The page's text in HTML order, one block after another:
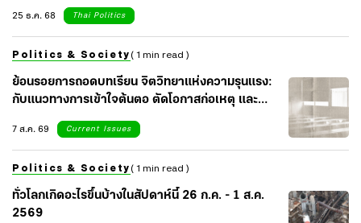
25 ธ.ค. 68
Thai Politics
Politics & Society ( 1 min read )
ย้อนรอยการถอดบทเรียน จิตวิทยาแห่งความรุนแรง:
กับแนวทางการเข้าใจต้นตอ ตัดโอกาสก่อเหตุ และ
เยียวยาจิตใจสังคม
7 ส.ค. 69 Current Issues
Politics & Society ( 1 min read )
ทั่วโลกเกิดอะไรขึ้นบ้างในสัปดาห์นี้ 26 ก.ค. - 1 ส.ค.
2569